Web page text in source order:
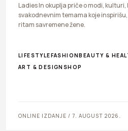
Ladies In okuplja priče o modi, kulturi,
svakodnevnim temama koje
ritam savremene žene.
LIFESTYLEFASHIONBEAUTY &
ART & DESIGN SHOP
ONLINE IZDANJE / 7. AUGUST 2026.